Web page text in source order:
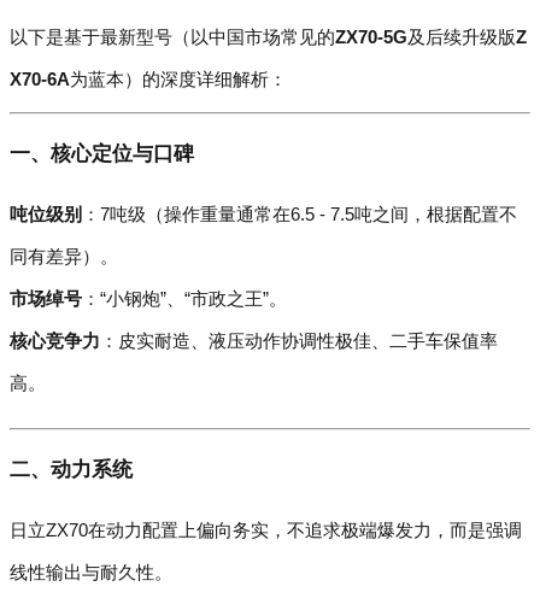
以下是基于最新型号（以中国市场常见的ZX70-5G及后续升级版Z
X70-6A为蓝本）的深度详细解析：
一、核心定位与口碑
吨位级别 ：7吨级（操作重量通常在6.5 - 7.5吨之间，根据配置不
同有差异）。
市场绰号 ：“小钢炮”、“市政之王”。
核心竞争力 ：皮实耐造、液压动作协调性极佳、二手车保值率
高。
二、动力系统
日立ZX70在动力配置上偏向务实，不追求极端爆发力，而是强调
线性输出与耐久性。